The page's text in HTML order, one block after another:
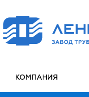
КОМПАНИЯ